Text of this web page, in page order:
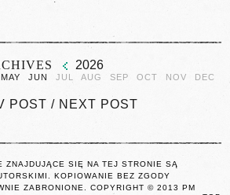
2026
MAY JUN JUL AUG SEP OCT NOV DEC
POST / NEXT POST
ZNAJDUJĄCE SIĘ NA TEJ STRONIE SĄ
KOPIOWANIE BEZ ZGODY
ZABRONIONE. COPYRIGHT © 2013 PM